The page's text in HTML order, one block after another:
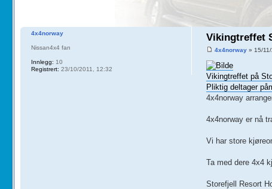
Vikingtreffet
4x4norway » 15/
Vikingtreffet på
Pliktig deltager
4x4norway
4x4norway er nå
Vi har store
Ta med dere 4x4
Storefjell Resort
4x4norway
Nissan4x4 fan
Innlegg: 10
Registrert: 23/10/2011, 12:32